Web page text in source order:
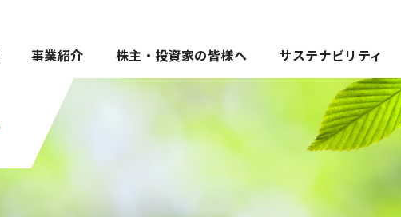
事業紹介 株主・投資家の皆様へ サステナビリティ